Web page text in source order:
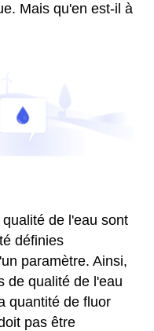
Mais qu'en est-il à
de l'eau sont
définies
paramètre. Ainsi,
de qualité de l'eau
quantité de fluor
pas être